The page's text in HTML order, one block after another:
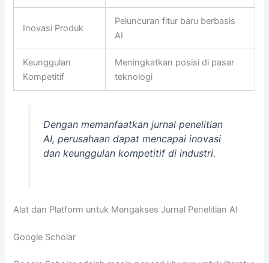
Inovasi Produk
Peluncuran fitur baru berbasis
AI
Keunggulan
Kompetitif
Meningkatkan posisi di pasar
teknologi
Dengan memanfaatkan jurnal penelitian
AI, perusahaan dapat mencapai inovasi
dan keunggulan kompetitif di industri.
Alat dan Platform untuk Mengakses Jurnal Penelitian AI
Google Scholar